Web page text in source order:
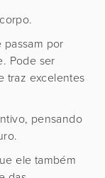
por
Pode ser
traz excelentes
pensando
ele também